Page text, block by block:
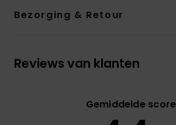
Bezorging & Retour
Reviews van klanten
Gemiddelde score